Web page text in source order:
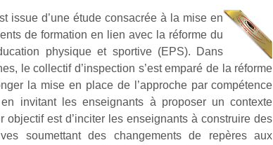
issue d’une étude consacrée à la mise en
de formation en lien avec la réforme du
physique et sportive (EPS). Dans
le collectif d’inspection s’est emparé de la réforme
la mise en place de l’approche par compétence
invitant les enseignants à proposer un contexte
objectif est d’inciter les enseignants à construire des
soumettant des changements de repères aux